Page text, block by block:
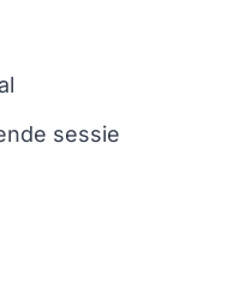
sessie